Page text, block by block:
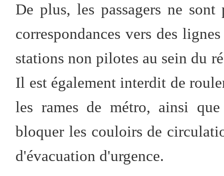
De plus, les passagers ne
correspondances vers des
stations non pilotes au sein du
Il est également interdit de
les rames de métro, ainsi
bloquer les couloirs de
d'évacuation d'urgence.